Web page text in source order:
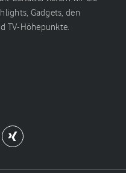
Gadgets, den
TV-Höhepunkte.